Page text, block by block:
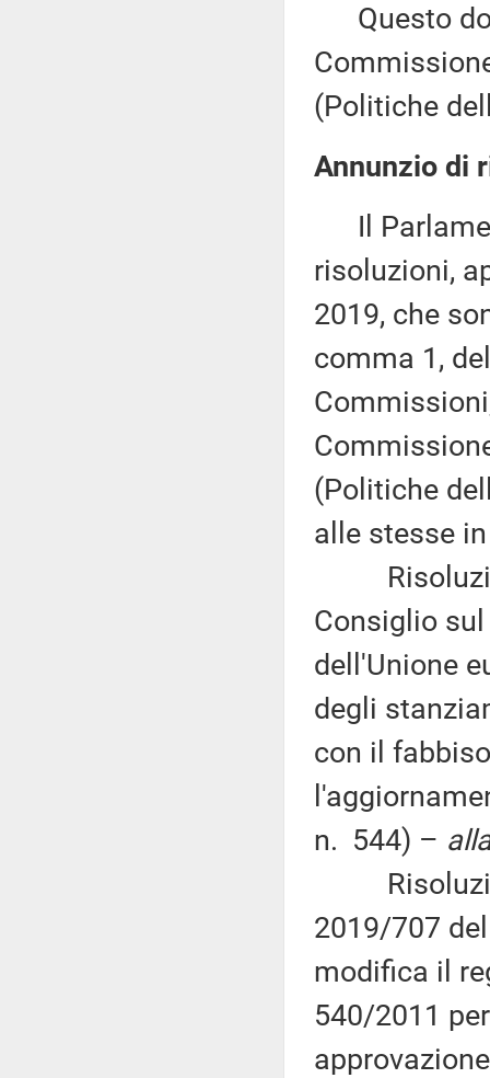
Questo
(Politiche
Annunzio di
Il
risoluzioni,
2019, che
comma 1,
(Politiche
alle stesse
Consiglio
dell'Unione
degli
con il
n. 544) –
2019/707
modifica il
540/2011